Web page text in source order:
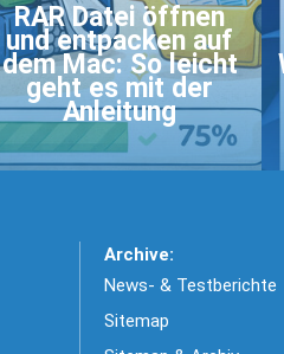
RAR Datei öffnen
und entpacken auf
dem Mac: So leicht
geht es mit der
Anleitung
Archive:
News- & Testberichte
Sitemap